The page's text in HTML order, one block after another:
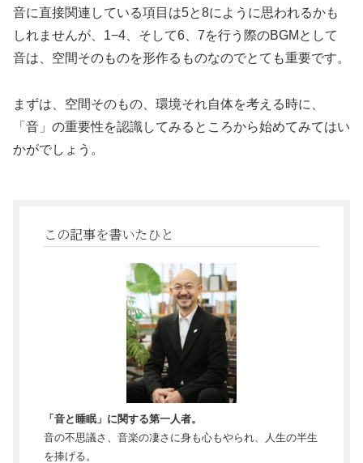
音に直接関連している項目は5と8にように思われるかも
しれませんが、1−4、そして6、7を行う際のBGMとして
音は、空間そのものを形作るものなのでとても重要です。
まずは、空間そのもの、環境それ自体を考える時に、
「音」の重要性を認識してみるところから始めてみてはい
かがでしょう。
この記事を書いたひと
「音と睡眠」に関する第一人者。
音の不思議さ、音楽の凄さに身も心もやられ、人生の半生
を捧げる。